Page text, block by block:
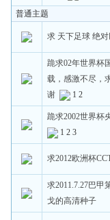
普通主题
求 天下足球 绝
跪求02年世界杯
载，感激不尽，
谢
1 2
跪求2002世界杯
1 2 3
求2012欧洲杯
求2011.7.27巴甲
戈的高清种子